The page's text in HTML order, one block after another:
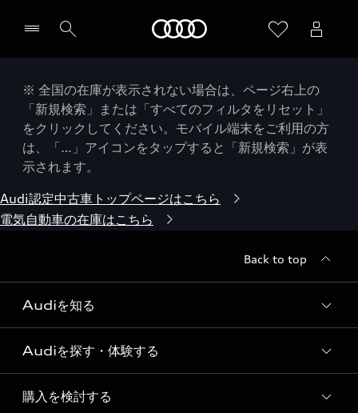
※ 全国の在庫が表示されない場合は、ページ右上の
「新規検索」または「すべてのフィルタをリセット」
をクリックしてください。モバイル端末をご利用の方
は、「…」アイコンをタップすると「新規検索」が表
示されます。
Audi認定中古車トップページはこちら
電気自動車の在庫はこちら
Back to top
Audiを知る
Audi ブランド
Story of Progress
Audiを探す・体験する
ディーラー検索
購入を検討する